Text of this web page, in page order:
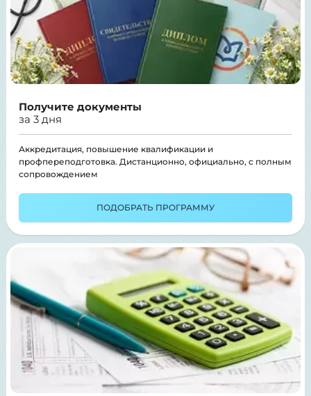
Получите документы
за 3 дня
Аккредитация, повышение квалификации и
профпереподготовка. Дистанционно, официально, с полным
сопровождением
ПОДОБРАТЬ ПРОГРАММУ